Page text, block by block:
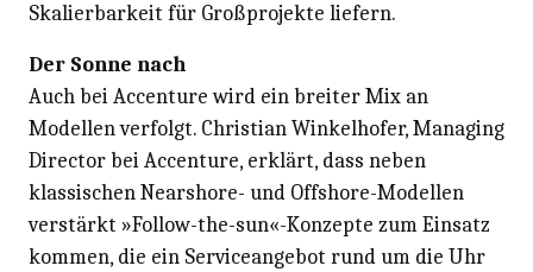
Skalierbarkeit für Großprojekte liefern.
Der Sonne nach
Auch bei Accenture wird ein breiter Mix an
Modellen verfolgt. Christian Winkelhofer, Managing
Director bei Accenture, erklärt, dass neben
klassischen Nearshore- und Offshore-Modellen
verstärkt »Follow-the-sun«-Konzepte zum Einsatz
kommen, die ein Serviceangebot rund um die Uhr